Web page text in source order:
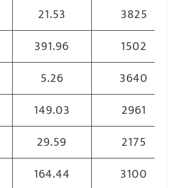
21.53
3825
391.96
1502
5.26
3640
149.03
2961
29.59
2175
164.44
3100